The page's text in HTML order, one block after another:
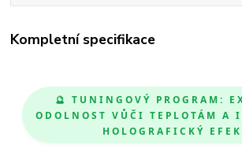
Kompletní specifikace
🔮 TUNINGOVÝ PROGRAM:
ODOLNOST VŮČI TEPLOTÁM A
HOLOGRAFICKÝ